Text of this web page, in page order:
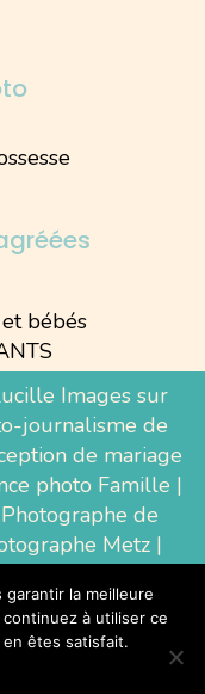
bébés
Images sur
journalisme de
de mariage
photo Famille |
Photographe de
Metz |
Thionville|
Metz
la meilleure
à utiliser ce
êtes satisfait.